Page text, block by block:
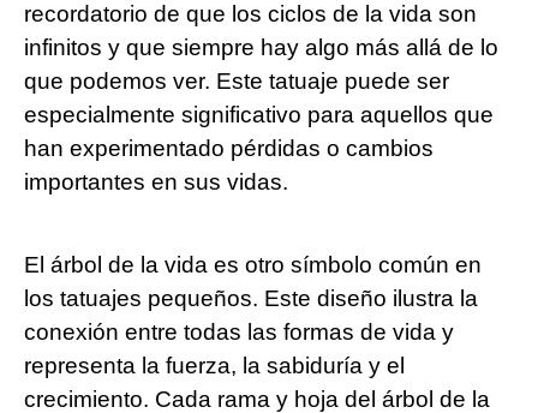
recordatorio de que los ciclos de la vida son
infinitos y que siempre hay algo más allá de lo
que podemos ver. Este tatuaje puede ser
especialmente significativo para aquellos que
han experimentado pérdidas o cambios
importantes en sus vidas.
El árbol de la vida es otro símbolo común en
los tatuajes pequeños. Este diseño ilustra la
conexión entre todas las formas de vida y
representa la fuerza, la sabiduría y el
crecimiento. Cada rama y hoja del árbol de la